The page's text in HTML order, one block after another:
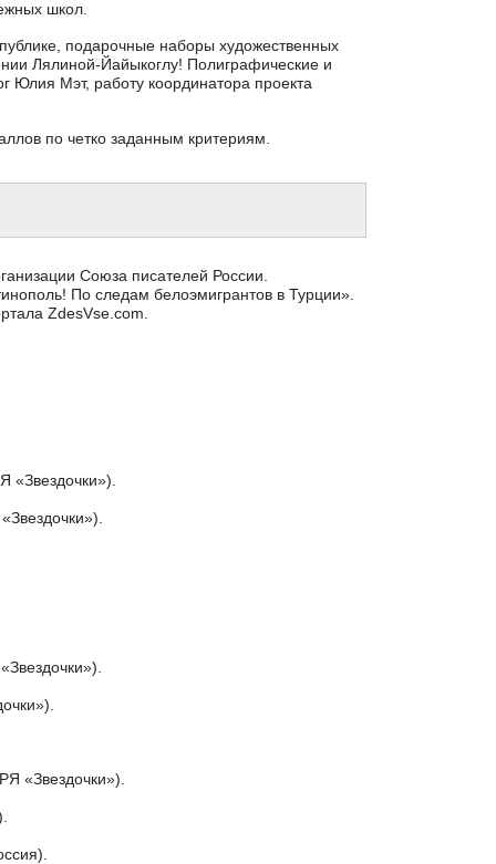
школ.
подарочные наборы художественных
Лялиной-Йайыкоглу! Полиграфические и
Юлия Мэт, работу координатора проекта
по четко заданным критериям.
Союза писателей России.
По следам белоэмигрантов в Турции».
ZdesVse.com.
«Звездочки»).
«Звездочки»).